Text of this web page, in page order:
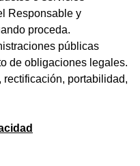
Responsable y
proceda.
públicas
de obligaciones legales.
rectificación, portabilidad,